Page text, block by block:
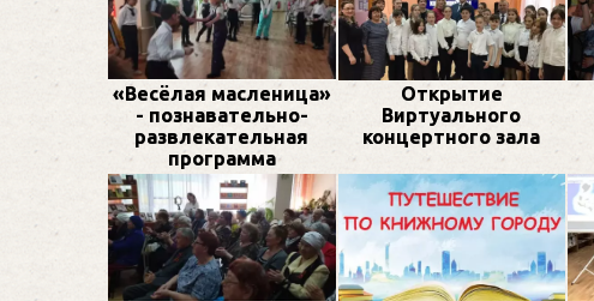
«Весёлая масленица»
- познавательно-
развлекательная
программа
Открытие
Виртуального
концертного зала